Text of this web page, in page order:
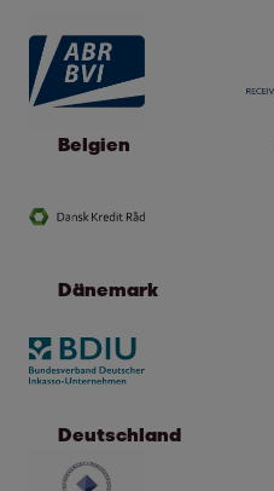
Belgien
Dänemark
Deutschland